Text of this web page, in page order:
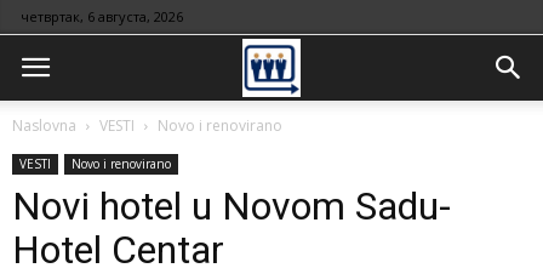
четвртак, 6 августа, 2026
Naslovna VESTI Novo i renovirano
VESTI Novo i renovirano
Novi hotel u Novom Sadu-
Hotel Centar